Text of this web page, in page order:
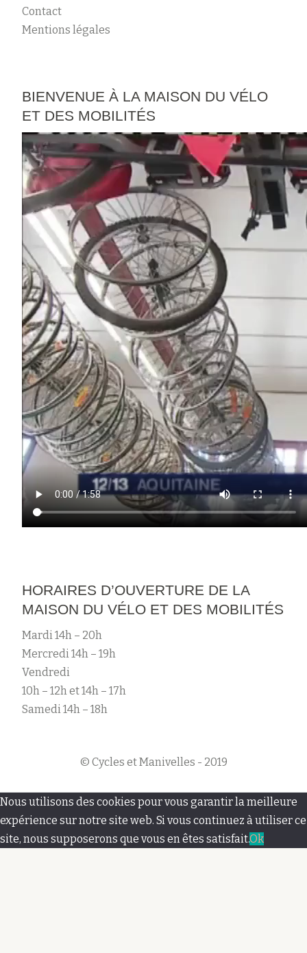
Contact
Mentions légales
BIENVENUE À LA MAISON DU VÉLO
ET DES MOBILITÉS
HORAIRES D’OUVERTURE DE LA
MAISON DU VÉLO ET DES MOBILITÉS
Mardi 14h – 20h
Mercredi 14h – 19h
Vendredi
10h – 12h et 14h – 17h
Samedi 14h – 18h
© Cycles et Manivelles - 2019
M
e
n
Nous utilisons des cookies pour vous garantir la meilleure
expérience sur notre site web. Si vous continuez à utiliser ce
site, nous supposerons que vous en êtes satisfait.Ok